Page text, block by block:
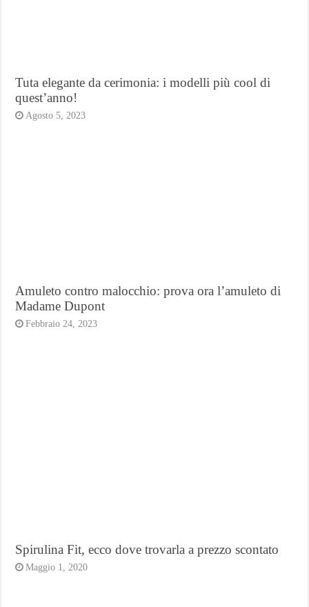
Tuta elegante da cerimonia: i modelli più cool di
quest’anno!
Agosto 5, 2023
Amuleto contro malocchio: prova ora l’amuleto di
Madame Dupont
Febbraio 24, 2023
Spirulina Fit, ecco dove trovarla a prezzo scontato
Maggio 1, 2020